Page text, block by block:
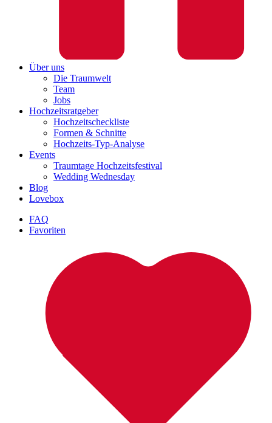
Über uns
Die Traumwelt
Team
Jobs
Hochzeitsratgeber
Hochzeitscheckliste
Formen & Schnitte
Hochzeits-Typ-Analyse
Events
Traumtage Hochzeitsfestival
Wedding Wednesday
Blog
Lovebox
FAQ
Favoriten